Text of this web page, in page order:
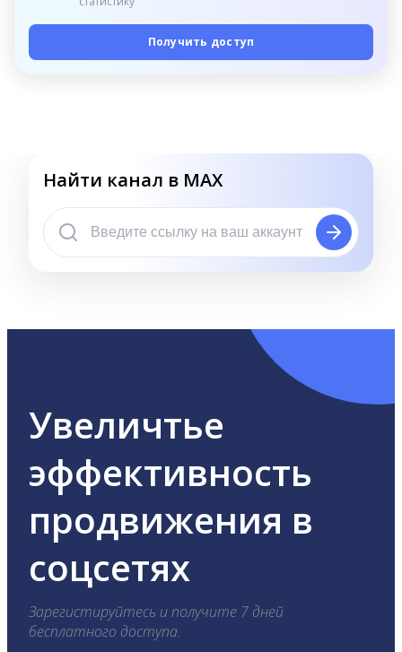
Получить доступ
Найти канал в MAX
Увеличтье
эффективность
продвижения в
соцсетях
Зарегистируйтесь и получите 7 дней
бесплатного доступа.